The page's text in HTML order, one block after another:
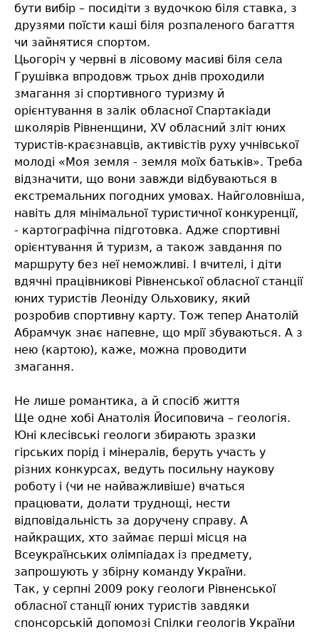
бути вибір – посидіти з вудочкою біля ставка, з
друзями поїсти каші біля розпаленого багаття
чи зайнятися спортом.
Цьогоріч у червні в лісовому масиві біля села
Грушівка впродовж трьох днів проходили
змагання зі спортивного туризму й
орієнтування в залік обласної Спартакіади
школярів Рівненщини, ХV обласний зліт юних
туристів-краєзнавців, активістів руху учнівської
молоді «Моя земля - земля моїх батьків». Треба
відзначити, що вони завжди відбуваються в
екстремальних погодних умовах. Найголовніша,
навіть для мінімальної туристичної конкуренції,
- картографічна підготовка. Адже спортивні
орієнтування й туризм, а також завдання по
маршруту без неї неможливі. І вчителі, і діти
вдячні працівникові Рівненської обласної станції
юних туристів Леоніду Ольховику, який
розробив спортивну карту. Тож тепер Анатолій
Абрамчук знає напевне, що мрії збуваються. А з
нею (картою), каже, можна проводити
змагання.
Не лише романтика, а й спосіб життя
Ще одне хобі Анатолія Йосиповича – геологія.
Юні клесівські геологи збирають зразки
гірських порід і мінералів, беруть участь у
різних конкурсах, ведуть посильну наукову
роботу і (чи не найважливіше) вчаться
працювати, долати труднощі, нести
відповідальність за доручену справу. А
найкращих, хто займає перші місця на
Всеукраїнських олімпіадах із предмету,
запрошують у збірну команду України.
Так, у серпні 2009 року геологи Рівненської
обласної станції юних туристів завдяки
спонсорській допомозі Спілки геологів України